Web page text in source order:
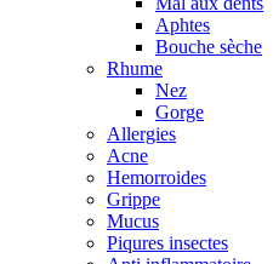
Aphtes
Bouche sèche
Rhume
Nez
Gorge
Allergies
Acne
Hemorroides
Grippe
Mucus
Piqures insectes